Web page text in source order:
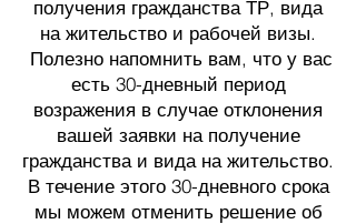
получения гражданства ТР, вида
на жительство и рабочей визы.
Полезно напомнить вам, что у вас
есть 30-дневный период
возражения в случае отклонения
вашей заявки на получение
гражданства и вида на жительство.
В течение этого 30-дневного срока
мы можем отменить решение об